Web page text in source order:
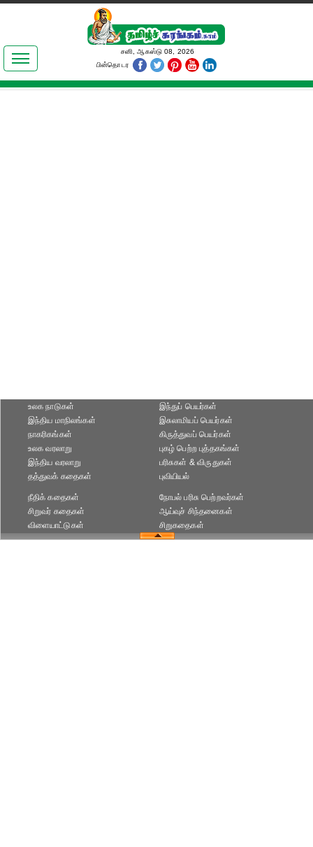
இலக்கியங்கள்
தமிழ் உலகம்
சனி, ஆகஸ்டு 08, 2026
பின்தொடர
உலக நாடுகள்
இந்திய மாநிலங்கள்
நாகரிகங்கள்
இந்துப் பெயர்கள்
இசுலாமியப் பெயர்கள்
கிருத்துவப் பெயர்கள்
உலக வரலாறு
இந்திய வரலாறு
தத்துவக் கதைகள்
புகழ் பெற்ற புத்தகங்கள்
பரிசுகள் & விருதுகள்
புவியியல்
நீதிக் கதைகள்
சிறுவர் கதைகள்
விளையாட்டுகள்
நோபல் பரிசு‎ பெற்றவர்‎கள்
ஆய்வுச் சிந்தனைகள்
சிறுகதைகள்